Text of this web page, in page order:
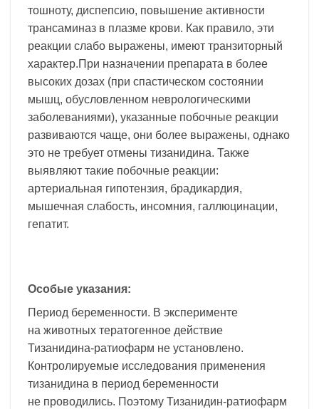
тошноту, диспепсию, повышение активности
трансаминаз в плазме крови. Как правило, эти
реакции слабо выражены, имеют транзиторный
характер.При назначении препарата в более
высоких дозах (при спастическом состоянии
мышц, обусловленном неврологическими
заболеваниями), указанные побочные реакции
развиваются чаще, они более выражены, однако
это не требует отмены тизанидина. Также
выявляют такие побочные реакции:
артериальная гипотензия, брадикардия,
мышечная слабость, инсомния, галлюцинации,
гепатит.
Особые указания:
Период беременности. В эксперименте
на животных тератогенное действие
Тизанидина-ратиофарм не установлено.
Контролируемые исследования применения
тизанидина в период беременности
не проводились. Поэтому Тизанидин-ратиофарм